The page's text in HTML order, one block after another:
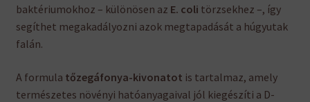
baktériumokhoz – különösen az E. coli törzsekhez –, így
segíthet megakadályozni azok megtapadását a húgyutak
falán.
A formula tőzegáfonya-kivonatot is tartalmaz, amely
természetes növényi hatóanyagaival jól kiegészíti a D-